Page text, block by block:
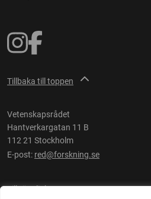
Tillbaka till toppen
Vetenskapsrådet
Hantverkargatan 11 B
112 21 Stockholm
E-post: red@forskning.se
Tillgänglighet